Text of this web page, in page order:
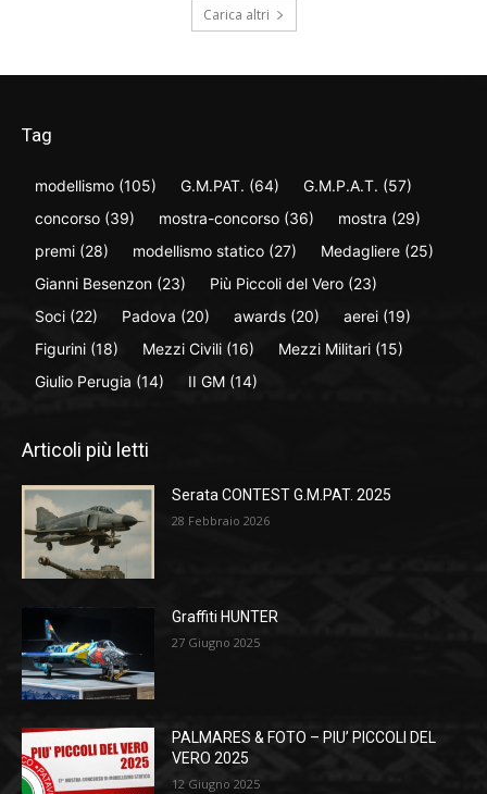
Carica altri
Tag
modellismo (105) G.M.PAT. (64) G.M.P.A.T. (57)
concorso (39) mostra-concorso (36) mostra (29)
premi (28) modellismo statico (27) Medagliere (25)
Gianni Besenzon (23) Più Piccoli del Vero (23)
Soci (22) Padova (20) awards (20) aerei (19)
Figurini (18) Mezzi Civili (16) Mezzi Militari (15)
Giulio Perugia (14) II GM (14)
Articoli più letti
Serata CONTEST G.M.PAT. 2025
28 Febbraio 2026
Graffiti HUNTER
27 Giugno 2025
PALMARES & FOTO – PIU’ PICCOLI DEL
VERO 2025
12 Giugno 2025